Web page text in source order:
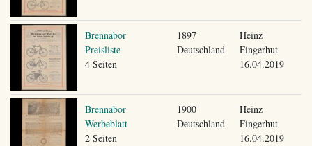
Brennabor
Preisliste
4 Seiten
1897
Deutschland
Heinz
Fingerhut
16.04.2019
Brennabor
Werbeblatt
2 Seiten
1900
Deutschland
Heinz
Fingerhut
16.04.2019